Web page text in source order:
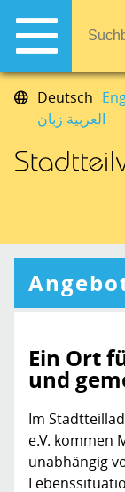
Deutsch
العربية زبان
Ein Ort
und
Im
e.V. kommen
unabhängig